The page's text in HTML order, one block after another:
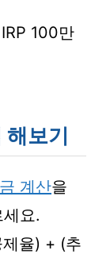
100만
해보기
계산을
요.
율) + (추